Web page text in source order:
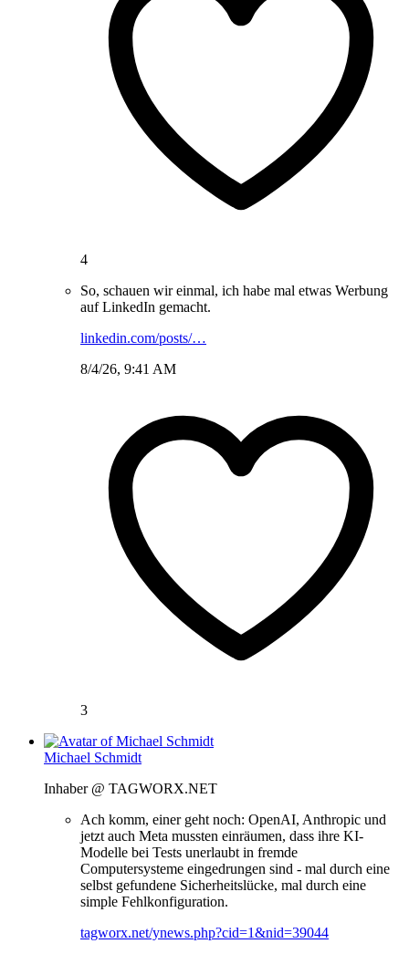
4
So, schauen wir einmal, ich habe mal etwas Werbung
auf LinkedIn gemacht.
linkedin.com/posts/…
8/4/26, 9:41 AM
3
Michael Schmidt
Inhaber @ TAGWORX.NET
Ach komm, einer geht noch: OpenAI, Anthropic und
jetzt auch Meta mussten einräumen, dass ihre KI-
Modelle bei Tests unerlaubt in fremde
Computersysteme eingedrungen sind - mal durch eine
selbst gefundene Sicherheitslücke, mal durch eine
simple Fehlkonfiguration.
tagworx.net/ynews.php?cid=1&nid=39044